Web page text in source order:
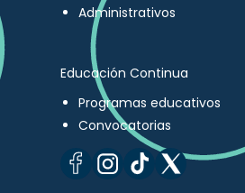
Administrativos
Educación Continua
Programas educativos
Convocatorias